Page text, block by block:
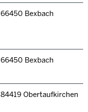
66450 Bexbach
66450 Bexbach
84419 Obertaufkirchen